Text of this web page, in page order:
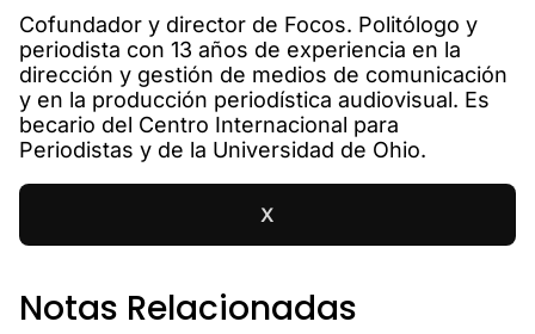
Cofundador y director de Focos. Politólogo y
periodista con 13 años de experiencia en la
dirección y gestión de medios de comunicación
y en la producción periodística audiovisual. Es
becario del Centro Internacional para
Periodistas y de la Universidad de Ohio.
X
Notas Relacionadas